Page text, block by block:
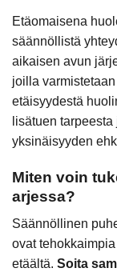
Etäomaisena
säännöllistä
aikaisen avun
joilla
etäisyydestä
lisätuen
yksinäisyyden
Miten voin
arjessa?
Säännöllinen
ovat
etäältä. Soita